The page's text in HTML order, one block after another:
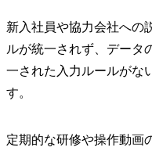
新入社員や協力会社への
ルが統一されず、データ
一された入力ルールがな
す。
定期的な研修や操作動画